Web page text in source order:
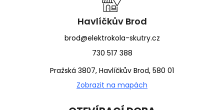
Havlíčkův Brod
brod@elektrokola-skutry.cz
730 517 388
Pražská 3807, Havlíčkův Brod, 580 01
Zobrazit na mapách